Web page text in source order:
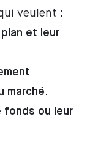
veulent :
et leur
marché.
fonds ou leur